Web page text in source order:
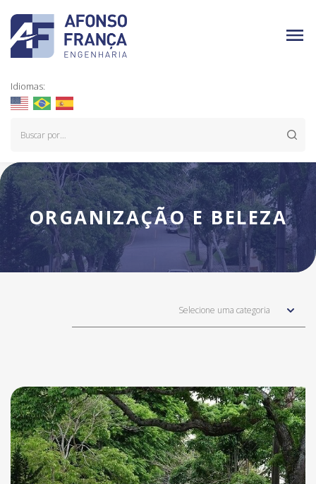
Idiomas:
ORGANIZAÇÃO E BELEZA
Selecione uma categoria